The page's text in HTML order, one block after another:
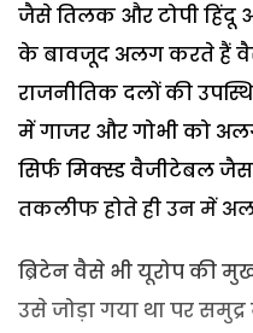
जैसे तिलक और टोपी
के बावजूद अलग करते हैं
राजनीतिक दलों की
में गाजर और गोभी को
सिर्फ मिक्स्ड वैजीटेबल
तकलीफ होते ही उन में
ब्रिटेन वैसे भी यूरोप की
उसे जोड़ा गया था पर